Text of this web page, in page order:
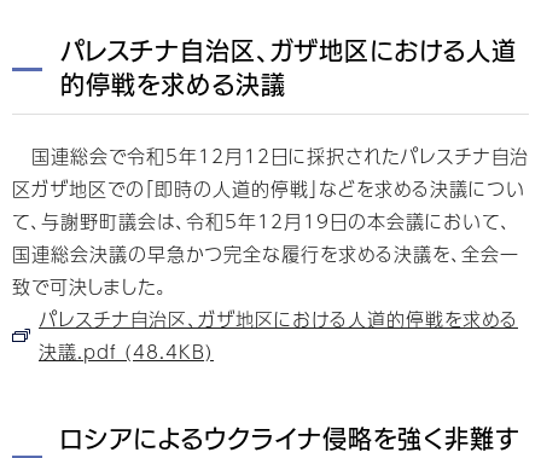
パレスチナ自治区、ガザ地区における人道
的停戦を求める決議
国連総会で令和5年12月12日に採択されたパレスチナ自治
区ガザ地区での「即時の人道的停戦」などを求める決議につい
て、与謝野町議会は、令和5年12月19日の本会議において、
国連総会決議の早急かつ完全な履行を求める決議を、全会一
致で可決しました。
パレスチナ自治区、ガザ地区における人道的停戦を求める
決議.pdf (48.4KB)
ロシアによるウクライナ侵略を強く非難す